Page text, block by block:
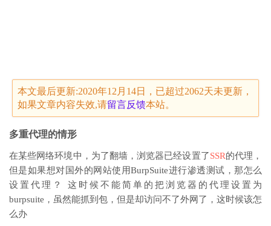
本文最后更新:2020年12月14日，已超过2062天未更新，
如果文章内容失效,请留言反馈本站。
多重代理的情形
在某些网络环境中，为了翻墙，浏览器已经设置了SSR的代理，
但是如果想对国外的网站使用BurpSuite进行渗透测试，那怎么
设置代理？ 这时候不能简单的把浏览器的代理设置为
burpsuite，虽然能抓到包，但是却访问不了外网了，这时候该怎
么办